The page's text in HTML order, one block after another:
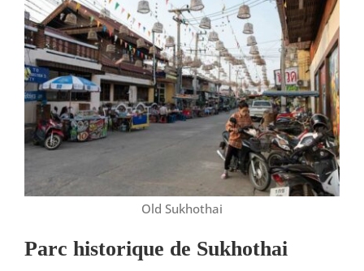
Old Sukhothai
Parc historique de Sukhothai